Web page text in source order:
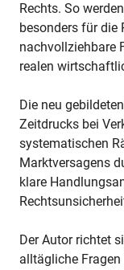
Rechts. So
besonders für die
nachvollziehbare
realen
Die neu
Zeitdrucks bei
systematischen
Marktversagens
klare
Der Autor richtet
alltägliche